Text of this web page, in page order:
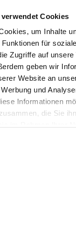
Cookies
um Inhalte
für
Zugriffe auf
geben wir
Website an
und
Informationen
die Sie
das wunder­schöne
ca. 50 km